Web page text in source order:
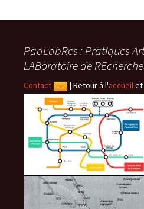
PaaLabRes : Pratiques
LABoratoire de
Contact | Retour à l'accueilet